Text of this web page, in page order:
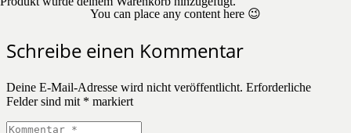
You can place any content here 😉
Schreibe einen Kommentar
Deine E-Mail-Adresse wird nicht veröffentlicht. Erforderliche
Felder sind mit * markiert